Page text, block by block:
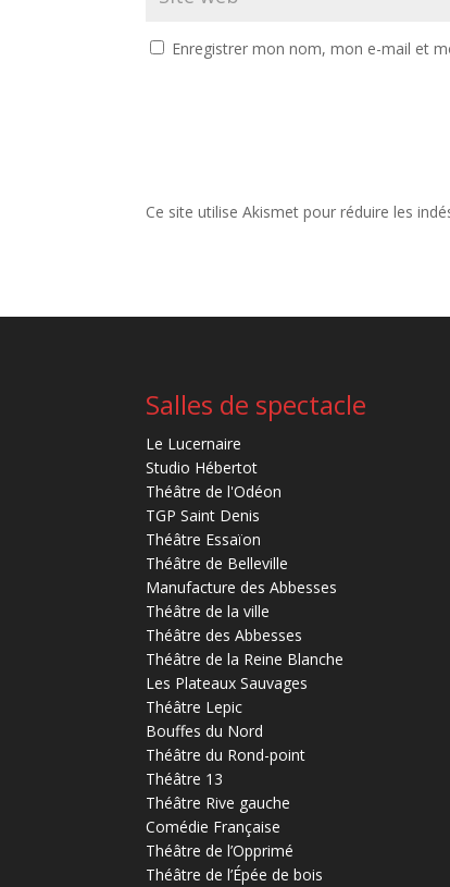
Enregistrer mon nom, mon e-mail et
Ce site utilise Akismet pour réduire les
Salles de spectacle
Le Lucernaire
Studio Hébertot
Théâtre de l'Odéon
TGP Saint Denis
Théâtre Essaïon
Théâtre de Belleville
Manufacture des Abbesses
Théâtre de la ville
Théâtre des Abbesses
Théâtre de la Reine Blanche
Les Plateaux Sauvages
Théâtre Lepic
Bouffes du Nord
Théâtre du Rond-point
Théâtre 13
Théâtre Rive gauche
Comédie Française
Théâtre de l’Opprimé
Théâtre de l’Épée de bois